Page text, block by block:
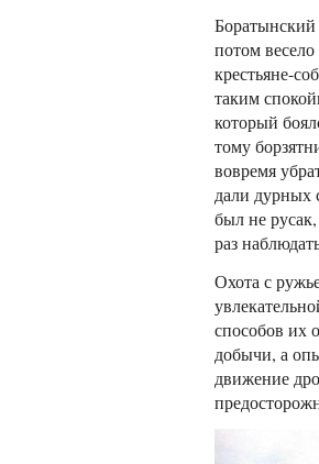
потом
крестьяне-
таким
который
тому
вовремя
дали дурных
был не
раз
Охота с
способов их
добычи, а
движение